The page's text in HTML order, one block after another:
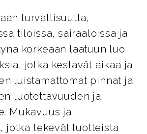
turvallisuutta,
tiloissa, sairaaloissa ja
korkeaan laatuun luo
jotka kestävät aikaa ja
luistamattomat pinnat ja
luotettavuuden ja
Mukavuus ja
jotka tekevät tuotteista